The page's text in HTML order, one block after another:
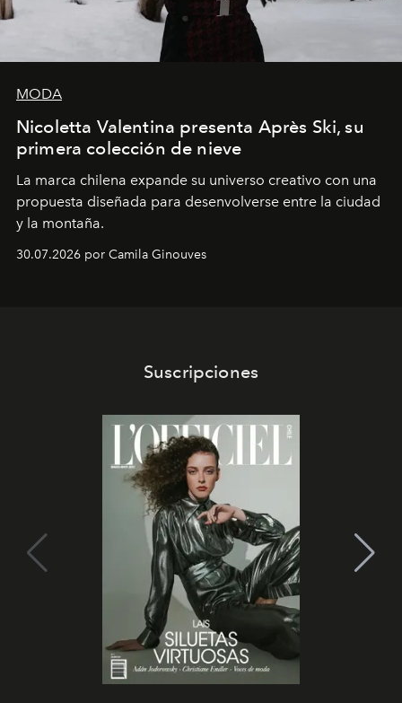
MODA
Nicoletta Valentina presenta Après Ski, su
primera colección de nieve
La marca chilena expande su universo creativo con una
propuesta diseñada para desenvolverse entre la ciudad
y la montaña.
30.07.2026 por Camila Ginouves
Suscripciones